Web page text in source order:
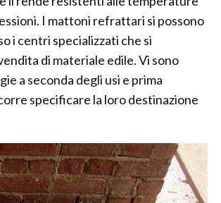
I mattoni refrattari si possono
i centri specializzati che si
di materiale edile. Vi sono
a seconda degli usi e prima
specificare la loro destinazione